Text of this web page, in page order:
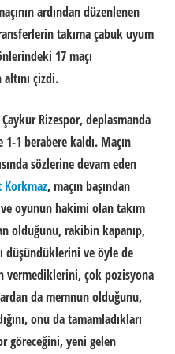
ardından düzenlenen
takıma çabuk uyum
17 maçı
çizdi.
Rizespor, deplasmanda
1-1 berabere kaldı. Maçın
sözlerine devam eden
Korkmaz, maçın başından
oyunun hakimi olan takım
olduğunu, rakibin kapanıp,
düşündüklerini ve öyle de
vermediklerini, çok pozisyona
da memnun olduğunu,
onu da tamamladıkları
göreceğini, yeni gelen